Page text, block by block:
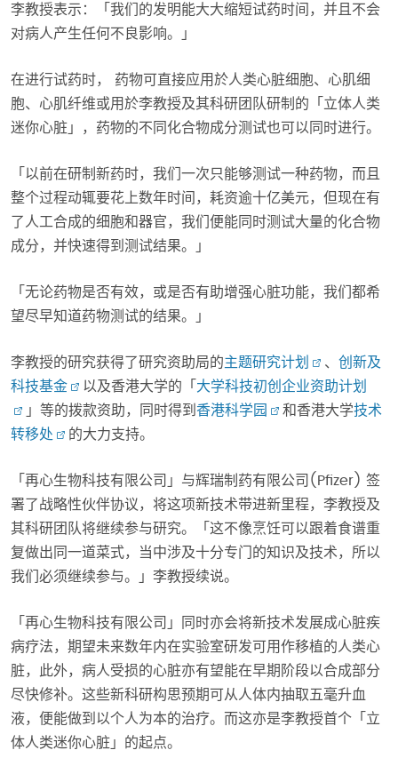
李教授表示：「我们的发明能大大缩短试药时间，并且不会
对病人产生任何不良影响。」
在进行试药时， 药物可直接应用於人类心脏细胞、心肌细
胞、心肌纤维或用於李教授及其科研团队研制的「立体人类
迷你心脏」，药物的不同化合物成分测试也可以同时进行。
「以前在研制新药时，我们一次只能够测试一种药物，而且
整个过程动辄要花上数年时间，耗资逾十亿美元，但现在有
了人工合成的细胞和器官，我们便能同时测试大量的化合物
成分，并快速得到测试结果。」
「无论药物是否有效，或是否有助增强心脏功能，我们都希
望尽早知道药物测试的结果。」
李教授的研究获得了研究资助局的主题研究计划 、 创新及
科技基金
以及香港大学的「 大学科技初创企业资助计划
」等的拨款资助，同时得到 香港科学园 和香港大学技术
转移处
的大力支持。
「再心生物科技有限公司」与辉瑞制药有限公司(Pfizer) 签
署了战略性伙伴协议，将这项新技术带进新里程，李教授及
其科研团队将继续参与研究。「这不像烹饪可以跟着食谱重
复做出同一道菜式，当中涉及十分专门的知识及技术，所以
我们必须继续参与。」李教授续说。
「再心生物科技有限公司」同时亦会将新技术发展成心脏疾
病疗法，期望未来数年内在实验室研发可用作移植的人类心
脏，此外，病人受损的心脏亦有望能在早期阶段以合成部分
尽快修补。这些新科研构思预期可从人体内抽取五毫升血
液，便能做到以个人为本的治疗。而这亦是李教授首个「立
体人类迷你心脏」的起点。